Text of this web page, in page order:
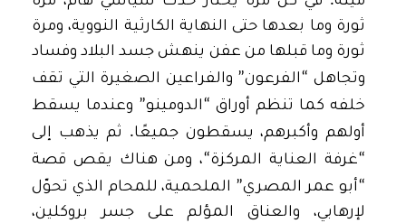
ثورة وما بعدها حتى النهاية الكارثية النووية، ومرة
ثورة وما قبلها من عفن ينهش جسد البلاد وفساد
وتجاهل “الفرعون” والفراعين الصغيرة التي تقف
خلفه كما تنظم أوراق “الدومينو” وعندما يسقط
أولهم وأكبرهم، يسقطون جميعًا. ثم يذهب إلى
“غرفة العناية المركزة“، ومن هناك يقص قصة
“أبو عمر المصري” الملحمية، للمحام الذي تحوّل
لإرهابي، والعناق المؤلم على جسر بروكلين،